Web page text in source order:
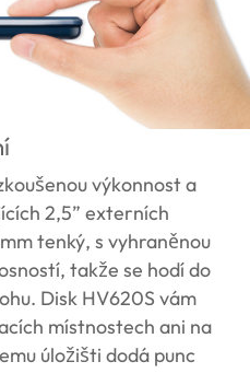
výkonnost a
2,5” externích
tenký, s vyhraněnou
takže se hodí do
Disk HV620S vám
místnostech ani na
úložišti dodá punc